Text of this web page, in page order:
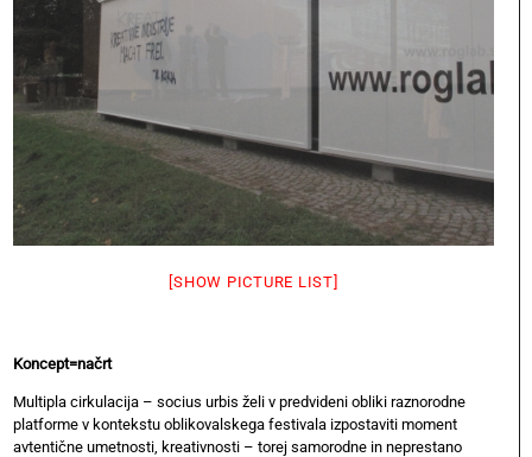
[SHOW PICTURE LIST]
Koncept=načrt
Multipla cirkulacija – socius urbis želi v predvideni obliki raznorodne
platforme v kontekstu oblikovalskega festivala izpostaviti moment
avtentične umetnosti, kreativnosti – torej samorodne in neprestano